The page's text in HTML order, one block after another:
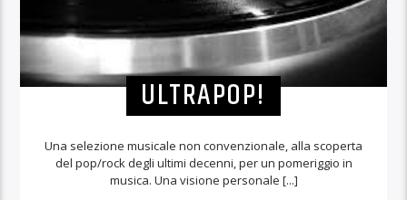
ULTRAPOP!
Una selezione musicale non convenzionale, alla scoperta
del pop/rock degli ultimi decenni, per un pomeriggio in
musica. Una visione personale [...]